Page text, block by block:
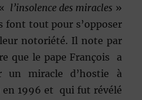
l’insolence des miracles »
font tout pour s’opposer
notoriété. Il note par
que le pape François a
un miracle d’hostie à
en 1996 et qui fut révélé